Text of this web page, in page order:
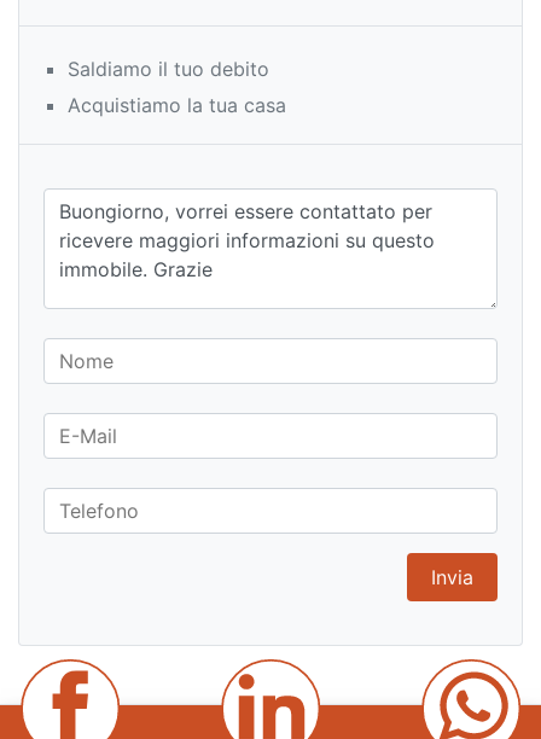
Saldiamo il tuo debito
Acquistiamo la tua casa